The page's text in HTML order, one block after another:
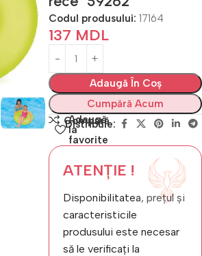
Codul produsului: 17164
137 MDL
Adaugă În Coș
Cumpără Acum
Compară
Adaugă
la
favorite
Distribuie:
ATENȚIE !
Disponibilitatea, prețul și
caracteristicile
produsului este necesar
să le verificați la